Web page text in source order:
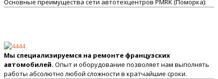
Основные преимущества сети автотехцентров PMRK (Поморка):
Мы специализируемся на ремонте французских
автомобилей. Опыт и оборудование позволяет нам выполнять
работы абсолютно любой сложности в кратчайшие сроки.